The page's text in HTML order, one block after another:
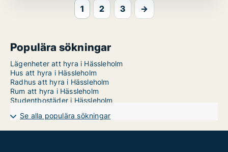
1 2 3 →
Populära sökningar
Lägenheter att hyra i Hässleholm
Hus att hyra i Hässleholm
Radhus att hyra i Hässleholm
Rum att hyra i Hässleholm
Studentbostäder i Hässleholm
Se alla populära sökningar